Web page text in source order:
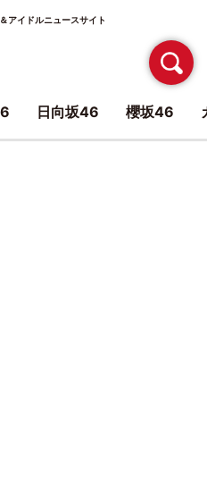
アイドルニュースサイト
日向坂46 櫻坂46